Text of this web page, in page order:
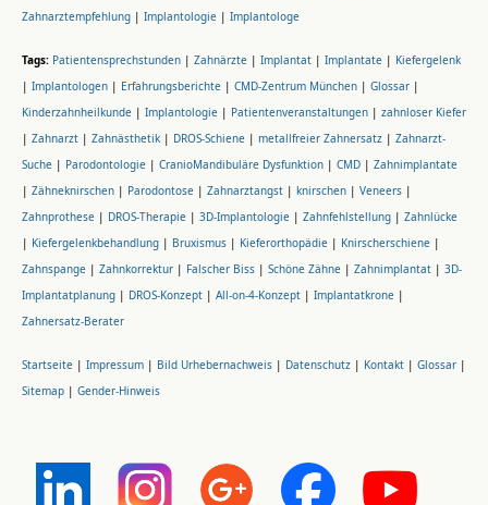
Zahnarztempfehlung | Implantologie | Implantologe
Tags: Patientensprechstunden | Zahnärzte | Implantat | Implantate | Kiefergelenk
| Implantologen | Erfahrungsberichte | CMD-Zentrum München | Glossar |
Kinderzahnheilkunde | Implantologie | Patientenveranstaltungen | zahnloser Kiefer
| Zahnarzt | Zahnästhetik | DROS-Schiene | metallfreier Zahnersatz | Zahnarzt-
Suche | Parodontologie | CranioMandibuläre Dysfunktion | CMD | Zahnimplantate
| Zähneknirschen | Parodontose | Zahnarztangst | knirschen | Veneers |
Zahnprothese | DROS-Therapie | 3D-Implantologie | Zahnfehlstellung | Zahnlücke
| Kiefergelenkbehandlung | Bruxismus | Kieferorthopädie | Knirscherschiene |
Zahnspange | Zahnkorrektur | Falscher Biss | Schöne Zähne | Zahnimplantat | 3D-
Implantatplanung | DROS-Konzept | All-on-4-Konzept | Implantatkrone |
Zahnersatz-Berater
Startseite | Impressum | Bild Urhebernachweis | Datenschutz | Kontakt | Glossar |
Sitemap | Gender-Hinweis